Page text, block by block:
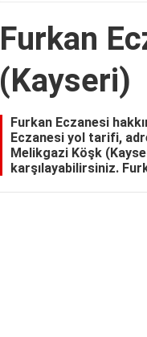
Furkan
(Kayseri)
Furkan Eczanesi
Eczanesi yol tarifi,
Melikgazi Köşk
karşılayabilirsiniz.